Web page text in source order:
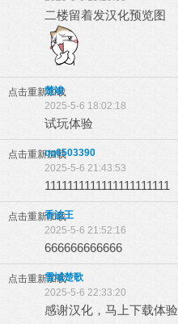
二楼留着发汉化预览图
点击重新加载
楚竣
2025-5-6 18:02:18
试玩体验
点击重新加载qq6503390
2025-5-6 21:43:53
1111111111111111111111
点击重新加载
香波王
2025-5-6 21:52:16
666666666666
点击重新加载
雪域楚歌
2025-5-6 22:33:20
感谢汉化，马上下载体验